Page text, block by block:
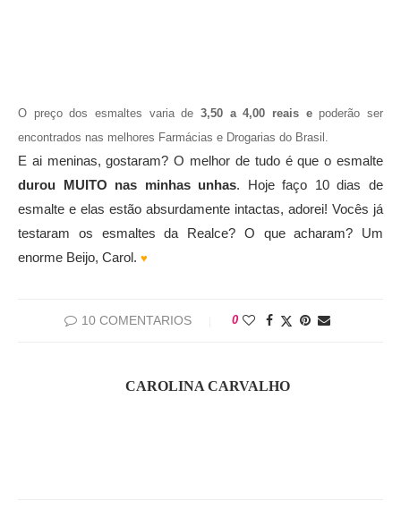
O preço dos esmaltes varia de 3,50 a 4,00 reais e poderão ser
encontrados nas melhores Farmácias e Drogarias do Brasil.
E ai meninas, gostaram? O melhor de tudo é que o esmalte
durou MUITO nas minhas unhas. Hoje faço 10 dias de
esmalte e elas estão absurdamente intactas, adorei! Vocês já
testaram os esmaltes da Realce? O que acharam? Um
enorme Beijo, Carol. ♥
10 COMENTARIOS 0
CAROLINA CARVALHO